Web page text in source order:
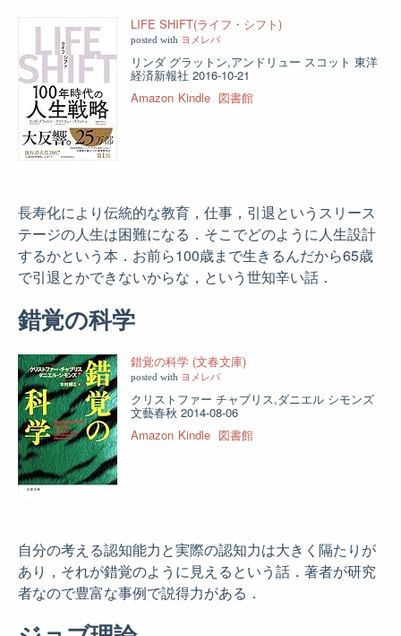
LIFE SHIFT(ライフ・シフト)
posted with ヨメレバ
リンダ グラットン,アンドリュー スコット 東洋
経済新報社 2016-10-21
Amazon Kindle 図書館
長寿化により伝統的な教育，仕事，引退というスリース
テージの人生は困難になる．そこでどのように人生設計
するかという本．お前ら100歳まで生きるんだから65歳
で引退とかできないからな，という世知辛い話．
錯覚の科学
錯覚の科学 (文春文庫)
posted with ヨメレバ
クリストファー チャブリス,ダニエル シモンズ
文藝春秋 2014-08-06
Amazon Kindle 図書館
自分の考える認知能力と実際の認知力は大きく隔たりが
あり，それが錯覚のように見えるという話．著者が研究
者なので豊富な事例で説得力がある．